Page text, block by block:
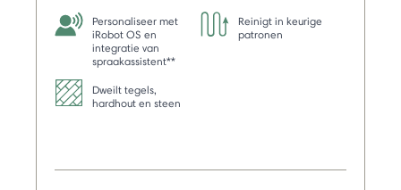
Personaliseer met
iRobot OS en
integratie van
spraakassistent**
Reinigt in keurige
patronen
Dweilt tegels,
hardhout en steen